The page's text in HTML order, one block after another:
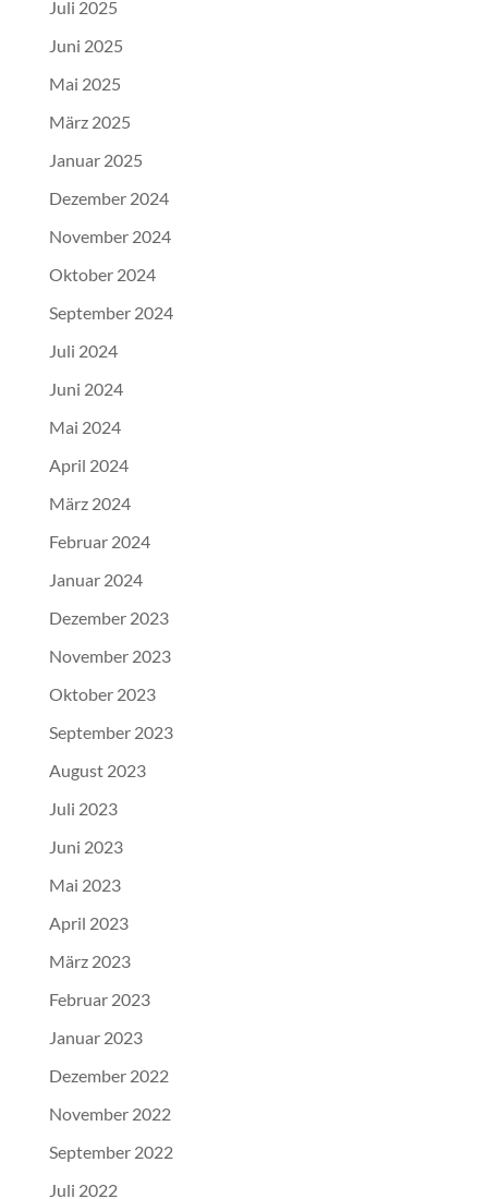
Juli 2025
Juni 2025
Mai 2025
März 2025
Januar 2025
Dezember 2024
November 2024
Oktober 2024
September 2024
Juli 2024
Juni 2024
Mai 2024
April 2024
März 2024
Februar 2024
Januar 2024
Dezember 2023
November 2023
Oktober 2023
September 2023
August 2023
Juli 2023
Juni 2023
Mai 2023
April 2023
März 2023
Februar 2023
Januar 2023
Dezember 2022
November 2022
September 2022
Juli 2022